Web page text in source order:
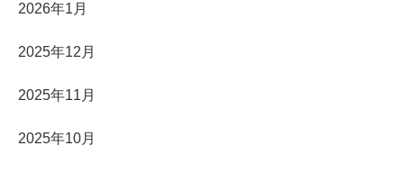
2026年1月
2025年12月
2025年11月
2025年10月